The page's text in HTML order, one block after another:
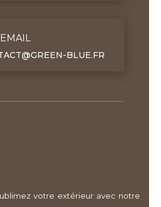
BLUE.FR
votre extérieur avec notre